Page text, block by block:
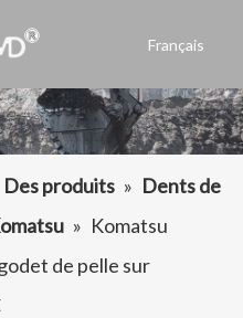
Français
العربية
Pусский
Español
Des produits » Dents de
» Komatsu
de pelle sur